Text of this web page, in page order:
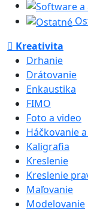
Kreativita
Drhanie
Drátovanie
Enkaustika
FIMO
Foto a video
Háčkovanie
Kaligrafia
Kreslenie
Kreslenie
Maľovanie
Modelovanie